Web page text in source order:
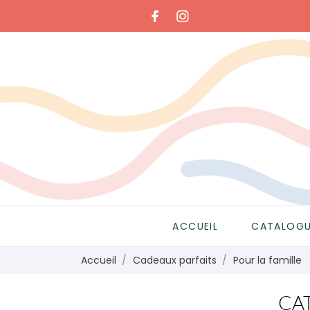
ACCUEIL
Accueil Cadeaux parfaits Pour la famille